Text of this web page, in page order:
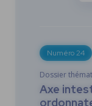
Numéro 24
Dossier
Axe